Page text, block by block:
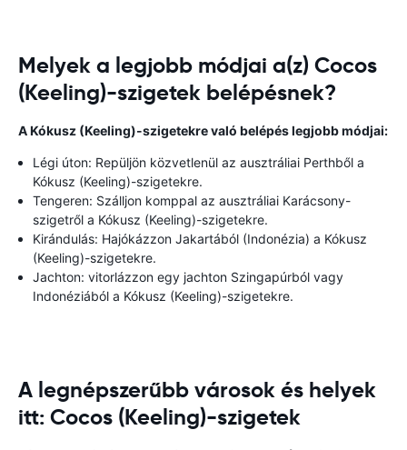
Melyek a legjobb módjai a(z) Cocos
(Keeling)-szigetek belépésnek?
A Kókusz (Keeling)-szigetekre való belépés legjobb módjai:
Légi úton: Repüljön közvetlenül az ausztráliai Perthből a
Kókusz (Keeling)-szigetekre.
Tengeren: Szálljon komppal az ausztráliai Karácsony-
szigetről a Kókusz (Keeling)-szigetekre.
Kirándulás: Hajókázzon Jakartából (Indonézia) a Kókusz
(Keeling)-szigetekre.
Jachton: vitorlázzon egy jachton Szingapúrból vagy
Indonéziából a Kókusz (Keeling)-szigetekre.
A legnépszerűbb városok és helyek
itt: Cocos (Keeling)-szigetek